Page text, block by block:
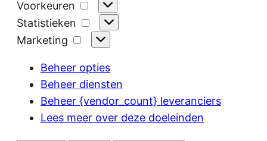
Voorkeuren
Statistieken
Statistieken
Marketing
Marketing
Beheer opties
Beheer diensten
Beheer {vendor_count} leveranciers
Lees meer over deze doeleinden